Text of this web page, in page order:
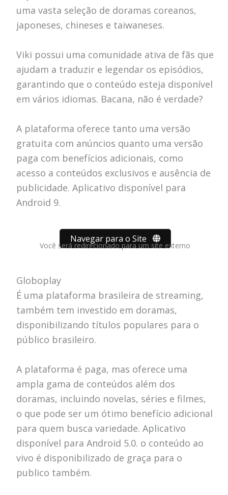
uma vasta seleção de doramas coreanos,
japoneses, chineses e taiwaneses.
Viki possui uma comunidade ativa de fãs que
ajudam a traduzir e legendar os episódios,
garantindo que o conteúdo esteja disponível
em vários idiomas. Bacana, não é verdade?
A plataforma oferece tanto uma versão
gratuita com anúncios quanto uma versão
paga com benefícios adicionais, como
acesso a conteúdos exclusivos e ausência de
publicidade. Aplicativo disponível para
Android 9.
Navegar para o Site
Você será redirecionado para um site externo
Globoplay
É uma plataforma brasileira de streaming,
também tem investido em doramas,
disponibilizando títulos populares para o
público brasileiro.
A plataforma é paga, mas oferece uma
ampla gama de conteúdos além dos
doramas, incluindo novelas, séries e filmes,
o que pode ser um ótimo benefício adicional
para quem busca variedade. Aplicativo
disponível para Android 5.0. o conteúdo ao
vivo é disponibilizado de graça para o
publico também.